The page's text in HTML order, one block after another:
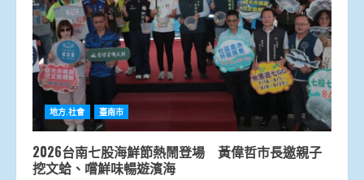
地方.社會 臺南市
2026台南七股海鮮節熱鬧登場 黃偉哲市長邀親子
挖文蛤、嚐鮮味暢遊濱海